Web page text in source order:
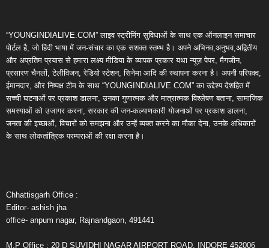
“YOUNGINDIALIVE.COM” लाइव स्ट्रीमिंग सुविधाओं के साथ एक ऑनलाइन समाचार
पोर्टल है, जो हिंदी भाषा में जन-संचार का एक सशक्त स्तम्भ है। अपने अभिनव,अनुभव,अद्वितीय
और अप्रतिम प्रयास से हमारा लक्ष्य मीडिया के व्यापक प्रकार यथा न्यूज़ पेपर, मैगजीन,
प्रसारण चैनलों, टेलीविजन, रेडियो स्टेशन, सिनेमा आदि की स्थापना करना है। अपनी परिपक्व,
ईमानदार, और निष्पक्ष टीम के साथ “YOUNGINDIALIVE.COM” का उद्देश्य देशहित में
सच्ची घटनाओं पर प्रकाश डालना, उनका गुणात्मक और मात्रात्मक विश्लेषण बताना, सामाजिक
समस्याओं को उजागर करना, सरकार की जन-कल्याणकारी योजनाओं पर प्रकाश डालना,
जनता की इच्छाओं, विचारों को समझना और उन्हें व्यक्त करने का मौका देना, उनके अधिकारों
के साथ लोकतांत्रिक परम्पराओं की रक्षा करना है।
Chhattisgarh Office :
Editor- ashish jha
office- anpum nagar, Rajnandgaon, 491441
M.P Office : 20 D SUVIDHI NAGAR AIRPORT ROAD, INDORE 452006